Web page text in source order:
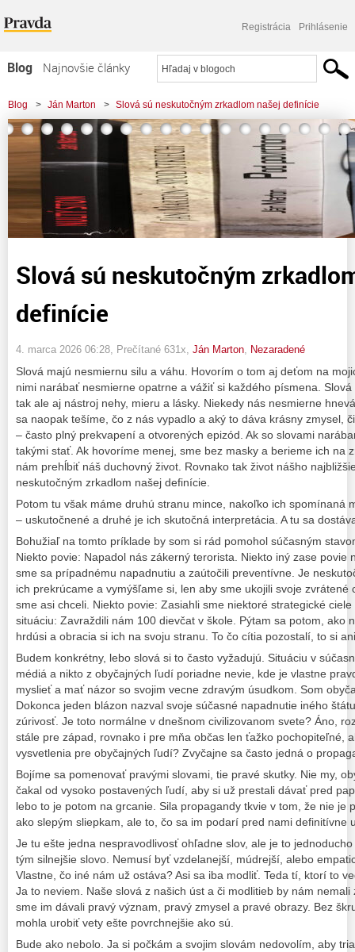
Registrácia Prihlásenie
Blog
Najnovšie články
Najčítanejšie články
Najkomentovanejšie články
Zoznam blogov
Komerčné blogy
Blog > Ján Marton > Slová sú neskutočným zrkadlom našej definície
Slová sú neskutočným
definície
4. marca 2026 06:28 , Prečítané 631x, Ján Marton Nezaradené
Slová majú nesmiernu silu a váhu. Hovorím o tom aj deťom na
nimi narábať nesmierne opatrne a vážiť si každého písmena.
tak ale aj nástroj nehy, mieru a lásky. Niekedy nás nesmierne
sa naopak tešíme, čo z nás vypadlo a aký to dáva krásny zmysel,
– často plný prekvapení a otvorených epizód. Ak so slovami
takými stať. Ak hovoríme menej, sme bez masky a berieme ich na
nám prehĺbiť náš duchovný život. Rovnako tak život nášho
neskutočným zrkadlom našej definície.
Potom tu však máme druhú stranu mince, nakoľko ich spomínaná
– uskutočnené a druhé je ich skutočná interpretácia. A tu sa
Bohužiaľ na tomto príklade by som si rád pomohol súčasným
Niekto povie: Napadol nás zákerný terorista. Niekto iný zase povie
sme sa prípadnému napadnutiu a zaútočili preventívne. Je
ich prekrúcame a vymýšľame si, len aby sme ukojili svoje
sme asi chceli. Niekto povie: Zasiahli sme niektoré strategické
situáciu: Zavraždili nám 100 dievčat v škole. Pýtam sa potom, ako
hrdúsi a obracia si ich na svoju stranu. To čo cítia pozostalí, to si
Budem konkrétny, lebo slová si to často vyžadujú. Situáciu v
médiá a nikto z obyčajných ľudí poriadne nevie, kde je vlastne
myslieť a mať názor so svojim vecne zdravým úsudkom. Som
Dokonca jeden blázon nazval svoje súčasné napadnutie iného
zúrivosť. Je toto normálne v dnešnom civilizovanom svete? Áno,
stále pre západ, rovnako i pre mňa občas len ťažko pochopiteľné,
vysvetlenia pre obyčajných ľudí? Zvyčajne sa často jedná o
Bojíme sa pomenovať pravými slovami, tie pravé skutky. Nie my,
čakal od vysoko postavených ľudí, aby si už prestali dávať pred
lebo to je potom na grcanie. Sila propagandy tkvie v tom, že nie je
ako slepým sliepkam, ale to, čo sa im podarí pred nami definitívne
Je tu ešte jedna nespravodlivosť ohľadne slov, ale je to
tým silnejšie slovo. Nemusí byť vzdelanejší, múdrejší, alebo
Vlastne, čo iné nám už ostáva? Asi sa iba modliť. Teda tí, ktorí to
Ja to neviem. Naše slová z našich úst a či modlitieb by nám
sme im dávali pravý význam, pravý zmysel a pravé obrazy. Bez
mohla urobiť vety ešte povrchnejšie ako sú.
Bude ako nebolo. Ja si počkám a svojim slovám nedovolím, aby